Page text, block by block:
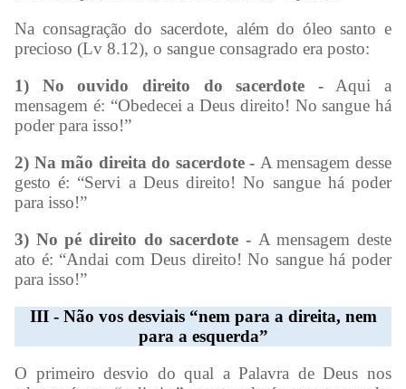
Na consagração do sacerdote, além do óleo santo e
precioso (Lv 8.12), o sangue consagrado era posto:
1) No ouvido direito do sacerdote -Aqui a
mensagem é: “Obedecei a Deus direito! No sangue há
poder para isso!”
2) Na mão direita do sacerdote - A mensagem desse
gesto é: “Servi a Deus direito! No sangue há poder
para isso!”
3) No pé direito do sacerdote - A mensagem deste
ato é: “Andai com Deus direito! No sangue há poder
para isso!”
III - Não vos desviais “nem para a direita, nem
para a esquerda”
O primeiro desvio do qual a Palavra de Deus nos